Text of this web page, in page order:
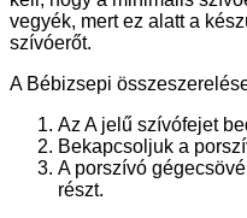
vegyék, mert ez alatt a
szívóerőt.
A Bébizsepi
Az A jelű szívófejet
Bekapcsoljuk a
A porszívó
részt.